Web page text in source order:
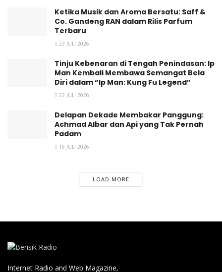
Widi mengungkapkan MALIQ sudah makin intens latihan di
studio untuk membawakan total 25 lagu yang terdiri dari 7
trek album Can Machines Fall In Love? dan 19 lagu lainnya
lagu-lagu yang dinyanyikan pun mereka menyiapkan
koreografi terbaik di setiap kota nanti.
Ketika Musik dan Aroma Bersatu: Saff &
Co. Gandeng RAN dalam Rilis Parfum
Terbaru
23 JULI 2026
Tinju Kebenaran di Tengah Penindasan: Ip
Man Kembali Membawa Semangat Bela
Diri dalam “Ip Man: Kung Fu Legend”
22 JULI 2026
Delapan Dekade Membakar Panggung:
Achmad Albar dan Api yang Tak Pernah
Padam
16 JULI 2026
LOAD MORE
Internet Radio and Web Magazine,